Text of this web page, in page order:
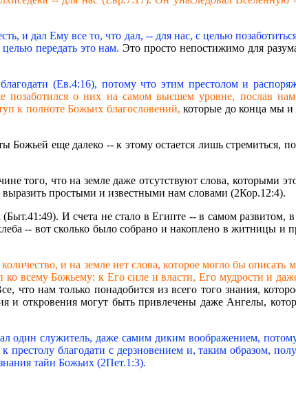
и дал Ему все то, что дал, -- для нас, с целью
передать это нам. Это просто непостижимо для
(Ев.4:16), потому что этим престолом и
позаботился о них на самом высшем уровне, послав
к полноте Божьих благословений, которые до конца мы и
еще далеко -- к этому остается лишь стремиться,
того, что на земле даже отсутствуют слова, которыми
простыми и известными нам словами (2Кор.12:4).
И счета не стало в Египте -- в самом развитом, в
-- вот сколько было собрано и накоплено в житницы и
и на земле нет слова, которое могло бы описать
всему Божьему: к Его силе и власти, Его мудрости и
нам только понадобится из всего того знания,
и откровения могут быть привлечены даже Ангелы,
один служитель, даже самим диким воображением,
благодати с дерзновением и, таким образом,
тайн Божьих (2Пет.1:3).